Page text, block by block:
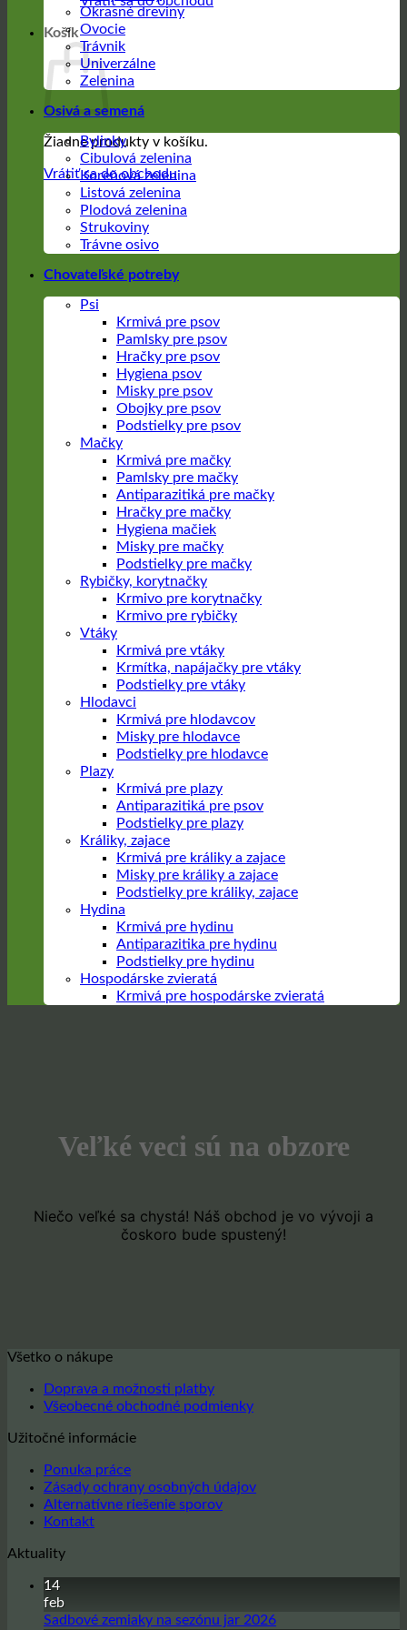
Košík
Žiadne produkty v košíku.
Vrátiť sa do obchodu
Okrasné dreviny
Ovocie
Trávnik
Univerzálne
Zelenina
Osivá a semená
Bylinky
Cibulová zelenina
Koreňová zelenina
Listová zelenina
Plodová zelenina
Strukoviny
Trávne osivo
Chovateľské potreby
Psi
Krmivá pre psov
Pamlsky pre psov
Hračky pre psov
Hygiena psov
Misky pre psov
Obojky pre psov
Podstielky pre psov
Mačky
Krmivá pre mačky
Pamlsky pre mačky
Antiparazitiká pre mačky
Hračky pre mačky
Hygiena mačiek
Misky pre mačky
Podstielky pre mačky
Rybičky, korytnačky
Krmivo pre korytnačky
Krmivo pre rybičky
Vtáky
Krmivá pre vtáky
Krmítka, napájačky pre vtáky
Podstielky pre vtáky
Hlodavci
Krmivá pre hlodavcov
Misky pre hlodavce
Podstielky pre hlodavce
Plazy
Krmivá pre plazy
Antiparazitiká pre psov
Podstielky pre plazy
Králiky, zajace
Krmivá pre králiky a zajace
Misky pre králiky a zajace
Podstielky pre králiky, zajace
Hydina
Krmivá pre hydinu
Antiparazitika pre hydinu
Podstielky pre hydinu
Hospodárske zvieratá
Krmivá pre hospodárske zvieratá
Veľké veci sú na obzore
Niečo veľké sa chystá! Náš obchod je vo vývoji a
čoskoro bude spustený!
Všetko o nákupe
Doprava a možnosti platby
Všeobecné obchodné podmienky
Užitočné informácie
Ponuka práce
Zásady ochrany osobných údajov
Alternatívne riešenie sporov
Kontakt
Aktuality
14
feb
Sadbové zemiaky na sezónu jar 2026Žiadne